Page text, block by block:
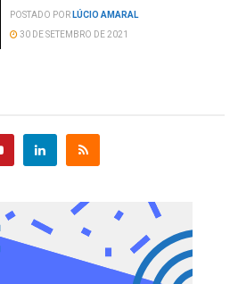
POSTADO POR LÚCIO AMARAL
30 DE SETEMBRO DE 2021